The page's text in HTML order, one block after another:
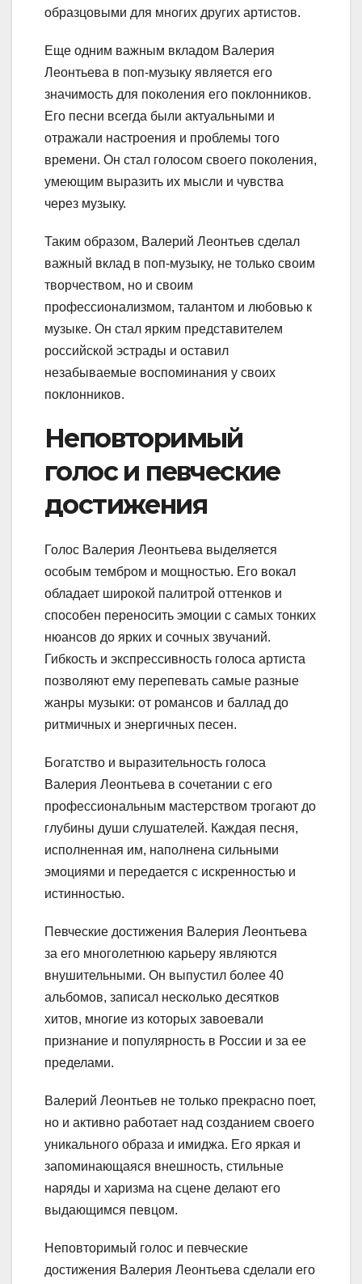
образцовыми для многих других артистов.
Еще одним важным вкладом Валерия
Леонтьева в поп-музыку является его
значимость для поколения его поклонников.
Его песни всегда были актуальными и
отражали настроения и проблемы того
времени. Он стал голосом своего поколения,
умеющим выразить их мысли и чувства
через музыку.
Таким образом, Валерий Леонтьев сделал
важный вклад в поп-музыку, не только своим
творчеством, но и своим
профессионализмом, талантом и любовью к
музыке. Он стал ярким представителем
российской эстрады и оставил
незабываемые воспоминания у своих
поклонников.
Неповторимый
голос и певческие
достижения
Голос Валерия Леонтьева выделяется
особым тембром и мощностью. Его вокал
обладает широкой палитрой оттенков и
способен переносить эмоции с самых тонких
нюансов до ярких и сочных звучаний.
Гибкость и экспрессивность голоса артиста
позволяют ему перепевать самые разные
жанры музыки: от романсов и баллад до
ритмичных и энергичных песен.
Богатство и выразительность голоса
Валерия Леонтьева в сочетании с его
профессиональным мастерством трогают до
глубины души слушателей. Каждая песня,
исполненная им, наполнена сильными
эмоциями и передается с искренностью и
истинностью.
Певческие достижения Валерия Леонтьева
за его многолетнюю карьеру являются
внушительными. Он выпустил более 40
альбомов, записал несколько десятков
хитов, многие из которых завоевали
признание и популярность в России и за ее
пределами.
Валерий Леонтьев не только прекрасно поет,
но и активно работает над созданием своего
уникального образа и имиджа. Его яркая и
запоминающаяся внешность, стильные
наряды и харизма на сцене делают его
выдающимся певцом.
Неповторимый голос и певческие
достижения Валерия Леонтьева сделали его